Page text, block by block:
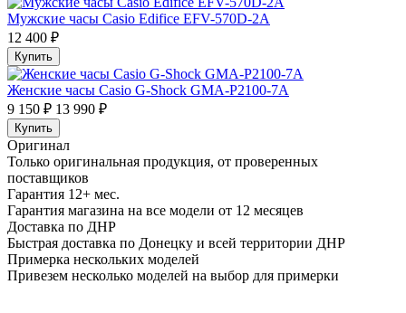
Мужские часы Casio Edifice EFV-570D-2A
12 400 ₽
Купить
Женские часы Casio G-Shock GMA-P2100-7A
9 150 ₽ 13 990 ₽
Купить
Оригинал
Только оригинальная продукция, от проверенных
поставщиков
Гарантия 12+ мес.
Гарантия магазина на все модели от 12 месяцев
Доставка по ДНР
Быстрая доставка по Донецку и всей территории ДНР
Примерка нескольких моделей
Привезем несколько моделей на выбор для примерки